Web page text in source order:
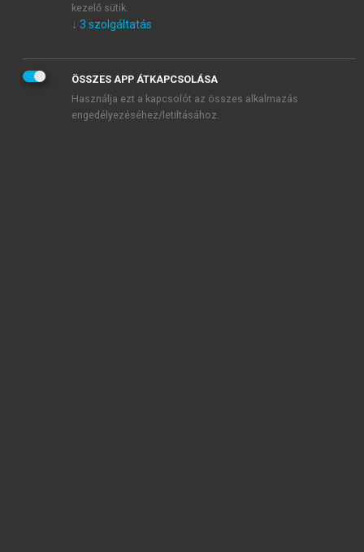
KIPRÓBÁLOM
kezelő sütik.
↓ 3 szolgáltatás
ÖSSZES APP ÁTKAPCSOLÁSA
Használja ezt a kapcsolót az összes alkalmazás
engedélyezéséhez/letiltásához.